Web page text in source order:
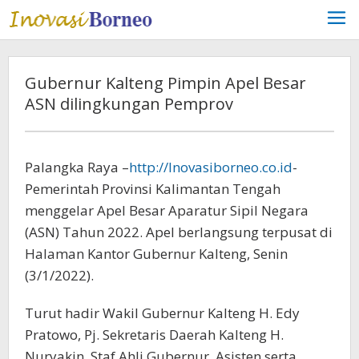
Lewati
ke
konten
Gubernur Kalteng Pimpin Apel Besar
ASN dilingkungan Pemprov
Palangka Raya –http://Inovasiborneo.co.id-
Pemerintah Provinsi Kalimantan Tengah
menggelar Apel Besar Aparatur Sipil Negara
(ASN) Tahun 2022. Apel berlangsung terpusat di
Halaman Kantor Gubernur Kalteng, Senin
(3/1/2022).
Turut hadir Wakil Gubernur Kalteng H. Edy
Pratowo, Pj. Sekretaris Daerah Kalteng H.